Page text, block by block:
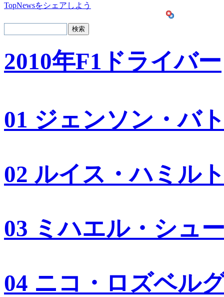
TopNewsをシェアしよう
2010年F1ドライバー
01 ジェンソン・バ
02 ルイス・ハミル
03 ミハエル・シュ
04 ニコ・ロズベル